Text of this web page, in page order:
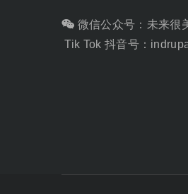
微信公众号：未来很
Tik Tok 抖音号：